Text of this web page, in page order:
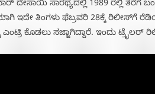
ದೇಸಾಯಿ ಸಾರಥ್ಯದಲ್ಲಿ 1989 ರಲ್ಲಿ ತೆರೆಗೆ
ಇದೇ ತಿಂಗಳು ಫೆಬ್ರವರಿ 28ಕ್ಕೆ ರಿಲೀಸ್‌ಗೆ
ಎಂಟ್ರಿ ಕೊಡಲು ಸಜ್ಜಾಗಿದ್ದಾರೆ. ಇಂದು